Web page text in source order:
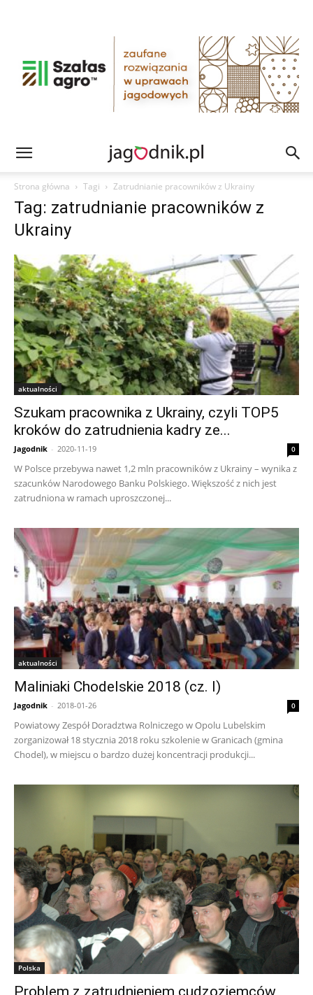
Strona główna Tagi Zatrudnianie pracowników z Ukrainy
Tag: zatrudnianie pracowników z
Ukrainy
aktualności
Szukam pracownika z Ukrainy, czyli TOP5
kroków do zatrudnienia kadry ze...
Jagodnik - 2020-11-19 0
W Polsce przebywa nawet 1,2 mln pracowników z Ukrainy – wynika z
szacunków Narodowego Banku Polskiego. Większość z nich jest
zatrudniona w ramach uproszczonej...
aktualności
Maliniaki Chodelskie 2018 (cz. I)
Jagodnik - 2018-01-26 0
Powiatowy Zespół Doradztwa Rolniczego w Opolu Lubelskim
zorganizował 18 stycznia 2018 roku szkolenie w Granicach (gmina
Chodel), w miejscu o bardzo dużej koncentracji produkcji...
Polska
Problem z zatrudnieniem cudzoziemców